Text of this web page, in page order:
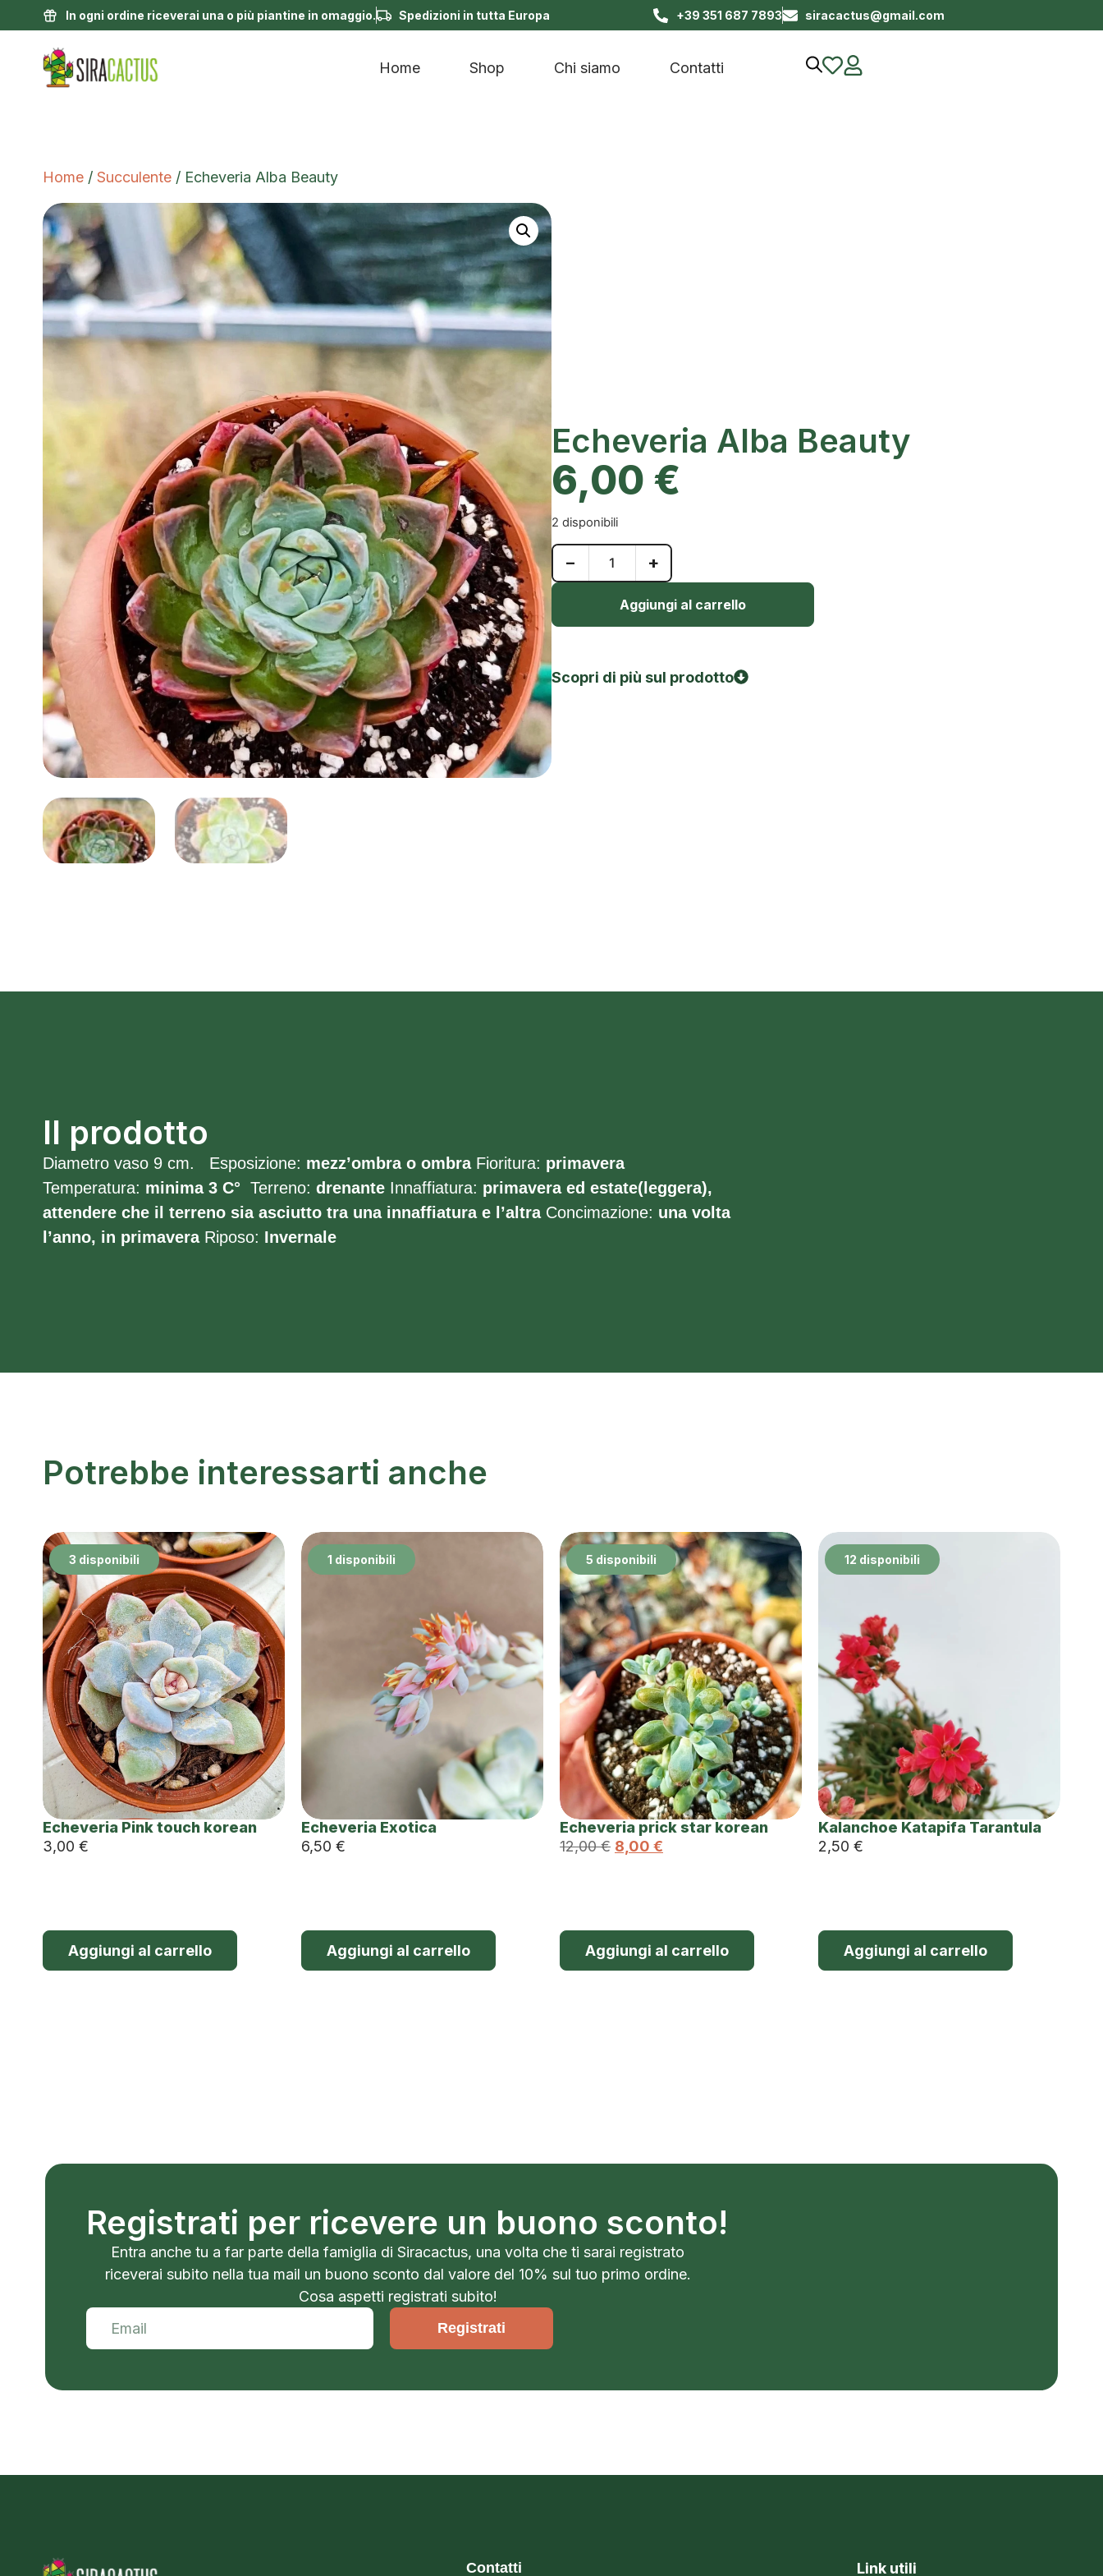
In ogni ordine riceverai una o più piantine in omaggio. Spedizioni in tutta Europa +39 351 687 7893 siracactus@gmail.com
Home Shop Chi siamo Contatti
Home / Succulente / Echeveria Alba Beauty
Echeveria Alba Beauty
6,00 €
2 disponibili
− +
Aggiungi al carrello
Scopri di più sul prodotto
Il prodotto
Diametro vaso 9 cm. Esposizione: mezz’ombra o ombraFioritura: primavera
Temperatura: minima 3 C° Terreno: drenante Innaffiatura: primavera ed estate(leggera),
attendere che il terreno sia asciutto tra una innaffiatura e l’altraConcimazione: una volta
l’anno, in primaveraRiposo: Invernale
Potrebbe interessarti anche
3 disponibili
Echeveria Pink touch korean
3,00 €
Aggiungi al carrello
1 disponibili
Echeveria Exotica
6,50 €
Aggiungi al carrello
5 disponibili
Echeveria prick star korean
12,00€ 8,00 €
Aggiungi al carrello
12 disponibili
Kalanchoe Katapifa Tarantula
2,50 €
Aggiungi al carrello
Registrati per ricevere un buono sconto!
Entra anche tu a far parte della famiglia di Siracactus, una volta che ti sarai registrato
riceverai subito nella tua mail un buono sconto dal valore del 10% sul tuo primo ordine.
Cosa aspetti registrati subito!
Registrati
Contatti Link utili